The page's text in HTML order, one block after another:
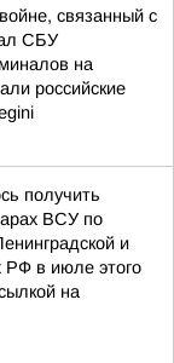
связанный с
СБУ
на
российские
получить
ВСУ по
и
РФ в июле этого
на